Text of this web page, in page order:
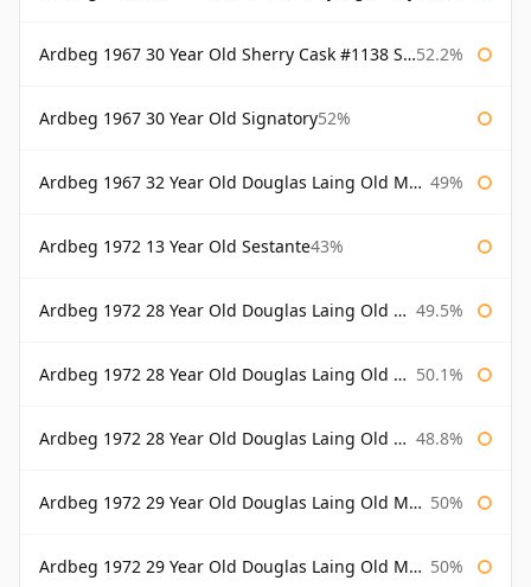
Ardbeg 1967 30 Year Old Sherry Cask #1138 Signatory 52.2%
Ardbeg 1967 30 Year Old Signatory52%
Ardbeg 1967 32 Year Old Douglas Laing Old Malt Cask 49%
Ardbeg 1972 13 Year Old Sestante43%
Ardbeg 1972 28 Year Old Douglas Laing Old Malt Cask 49.5%
Ardbeg 1972 28 Year Old Douglas Laing Old Malt Cask Bottled 2000 50.1%
Ardbeg 1972 28 Year Old Douglas Laing Old Malt Cask Bottled 2001 48.8%
Ardbeg 1972 29 Year Old Douglas Laing Old Malt Cask 50%
Ardbeg 1972 29 Year Old Douglas Laing Old Malt Cask Bottled 2001 50%